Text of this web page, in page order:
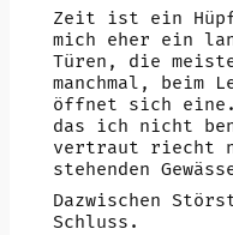
Zeit ist ein
mich eher ein
Türen, die
manchmal, beim
öffnet sich
das ich nicht
vertraut riecht
stehenden
Dazwischen
Schluss.